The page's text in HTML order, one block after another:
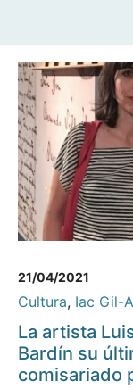
21/04/2021
Cultura, Iac Gil-
La artista
Bardín su
comisariado